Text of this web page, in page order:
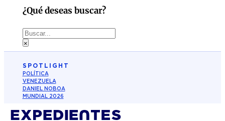
¿Qué deseas buscar?
Buscar
×
SPOTLIGHT
POLÍTICA
VENEZUELA
DANIEL NOBOA
MUNDIAL 2026